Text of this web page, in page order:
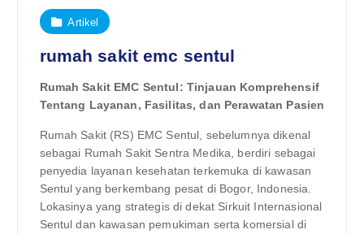
Artikel
rumah sakit emc sentul
Rumah Sakit EMC Sentul: Tinjauan Komprehensif
Tentang Layanan, Fasilitas, dan Perawatan Pasien
Rumah Sakit (RS) EMC Sentul, sebelumnya dikenal
sebagai Rumah Sakit Sentra Medika, berdiri sebagai
penyedia layanan kesehatan terkemuka di kawasan
Sentul yang berkembang pesat di Bogor, Indonesia.
Lokasinya yang strategis di dekat Sirkuit Internasional
Sentul dan kawasan pemukiman serta komersial di